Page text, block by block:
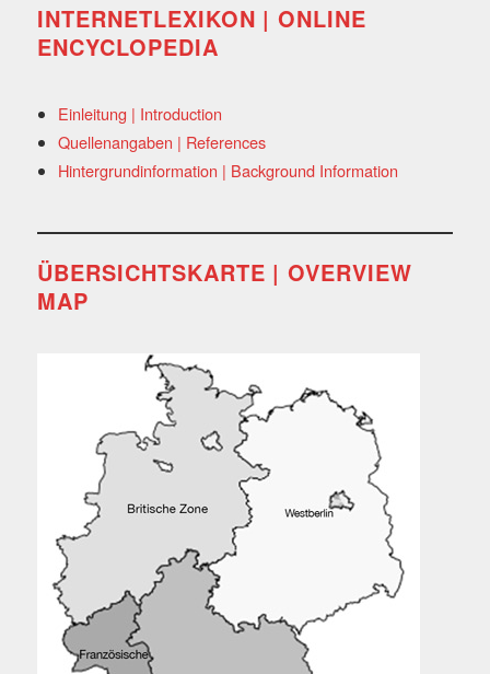
INTERNETLEXIKON | ONLINE
ENCYCLOPEDIA
Einleitung | Introduction
Quellenangaben | References
Hintergrundinformation | Background Information
ÜBERSICHTSKARTE | OVERVIEW
MAP